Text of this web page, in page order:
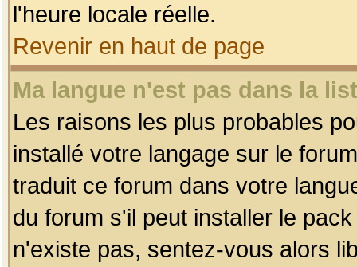
l'heure locale réelle.
Revenir en haut de page
Ma langue n'est pas dans la
Les raisons les plus probables
installé votre langage sur le
traduit ce forum dans votre
du forum s'il peut installer le
n'existe pas, sentez-vous alors